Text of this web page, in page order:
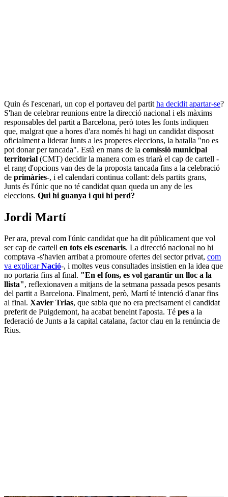
Quin és l'escenari, un cop el portaveu del partit ha decidit apartar-se?
S'han de celebrar reunions entre la direcció nacional i els màxims
responsables del partit a Barcelona, però totes les fonts indiquen
que, malgrat que a hores d'ara només hi hagi un candidat disposat
oficialment a liderar Junts a les properes eleccions, la batalla "no es
pot donar per tancada". Està en mans de la comissió municipal
territorial (CMT) decidir la manera com es triarà el cap de cartell -
el rang d'opcions van des de la proposta tancada fins a la celebració
de primàries-, i el calendari continua collant: dels partits grans,
Junts és l'únic que no té candidat quan queda un any de les
eleccions. Qui hi guanya i qui hi perd?
Jordi Martí
Per ara, preval com l'únic candidat que ha dit públicament que vol
ser cap de cartell en tots els escenaris. La direcció nacional no hi
comptava -s'havien arribat a promoure ofertes del sector privat, com
va explicarNació-, i moltes veus consultades insistien en la idea que
no portaria fins al final. "En el fons, es vol garantir un lloc a la
llista", reflexionaven a mitjans de la setmana passada pesos pesants
del partit a Barcelona. Finalment, però, Martí té intenció d'anar fins
al final. Xavier Trias, que sabia que no era precisament el candidat
preferit de Puigdemont, ha acabat beneint l'aposta. Té pes a la
federació de Junts a la capital catalana, factor clau en la renúncia de
Rius.